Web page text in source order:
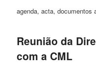
agenda, acta, documentos
Reunião da
com a CML